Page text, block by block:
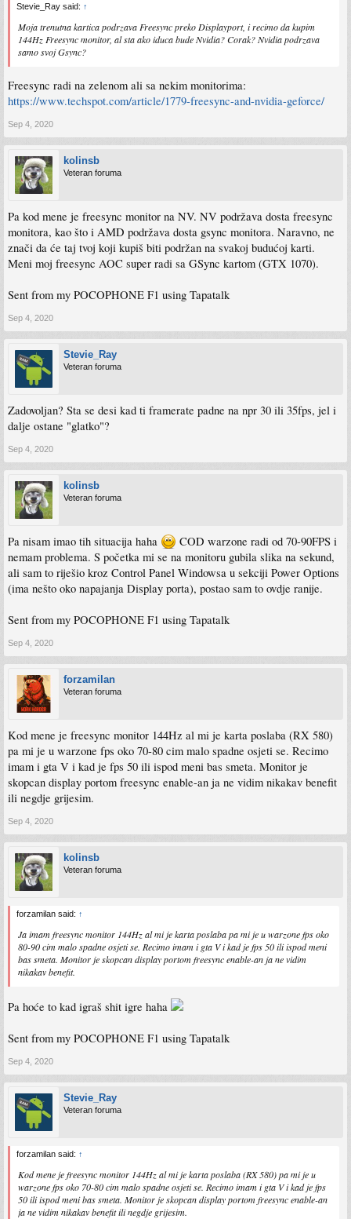
Stevie_Ray said: ↑
Moja trenutna kartica podrzava Freesync preko Displayport, i recimo da kupim
144Hz Freesync monitor, al sta ako iduca bude Nvidia? Corak? Nvidia podrzava
samo svoj Gsync?
Freesync radi na zelenom ali sa nekim monitorima:
https://www.techspot.com/article/1779-freesync-and-nvidia-geforce/
Sep 4, 2020
kolinsb
Veteran foruma
Pa kod mene je freesync monitor na NV. NV podržava dosta freesync
monitora, kao što i AMD podržava dosta gsync monitora. Naravno, ne
znači da će taj tvoj koji kupiš biti podržan na svakoj budućoj karti.
Meni moj freesync AOC super radi sa GSync kartom (GTX 1070).
Sent from my POCOPHONE F1 using Tapatalk
Sep 4, 2020
Stevie_Ray
Veteran foruma
Zadovoljan? Sta se desi kad ti framerate padne na npr 30 ili 35fps, jel i
dalje ostane "glatko"?
Sep 4, 2020
kolinsb
Veteran foruma
Pa nisam imao tih situacija haha
COD warzone radi od 70-90FPS i
nemam problema. S početka mi se na monitoru gubila slika na sekund,
ali sam to riješio kroz Control Panel Windowsa u sekciji Power Options
(ima nešto oko napajanja Display porta), postao sam to ovdje ranije.
Sent from my POCOPHONE F1 using Tapatalk
Sep 4, 2020
forzamilan
Veteran foruma
Kod mene je freesync monitor 144Hz al mi je karta poslaba (RX 580)
pa mi je u warzone fps oko 70-80 cim malo spadne osjeti se. Recimo
imam i gta V i kad je fps 50 ili ispod meni bas smeta. Monitor je
skopcan display portom freesync enable-an ja ne vidim nikakav benefit
ili negdje grijesim.
Sep 4, 2020
kolinsb
Veteran foruma
forzamilan said: ↑
Ja imam freesync monitor 144Hz al mi je karta poslaba pa mi je u warzone fps oko
80-90 cim malo spadne osjeti se. Recimo imam i gta V i kad je fps 50 ili ispod meni
bas smeta. Monitor je skopcan display portom freesync enable-an ja ne vidim
nikakav benefit.
Pa hoće to kad igraš shit igre haha
Sent from my POCOPHONE F1 using Tapatalk
Sep 4, 2020
Stevie_Ray
Veteran foruma
forzamilan said: ↑
Kod mene je freesync monitor 144Hz al mi je karta poslaba (RX 580) pa mi je u
warzone fps oko 70-80 cim malo spadne osjeti se. Recimo imam i gta V i kad je fps
50 ili ispod meni bas smeta. Monitor je skopcan display portom freesync enable-an
ja ne vidim nikakav benefit ili negdje grijesim.